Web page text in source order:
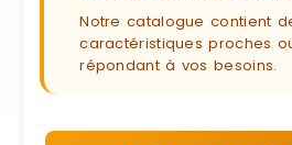
Notre catalogue contient
caractéristiques proches
répondant à vos besoins.